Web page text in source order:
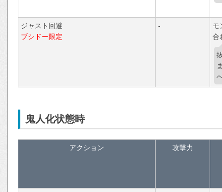
ジャスト回避
ブシドー限定
-
モ
合
鬼人化状態時
アクション 攻撃力